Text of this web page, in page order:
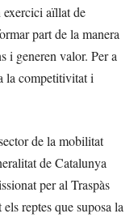
exercici aïllat de
part de la manera
i generen valor. Per a
la competitivitat i
de la mobilitat
de Catalunya
per al Traspàs
reptes que suposa la